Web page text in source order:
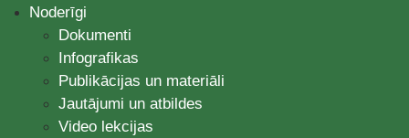
Noderīgi
Dokumenti
Infografikas
Publikācijas un materiāli
Jautājumi un atbildes
Video lekcijas